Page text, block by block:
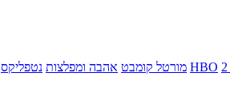
HBO מורטל קומבט אהבה ומפלצות נטפליקס